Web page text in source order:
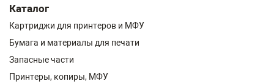
Каталог
Картриджи для принтеров и МФУ
Бумага и материалы для печати
Запасные части
Принтеры, копиры, МФУ